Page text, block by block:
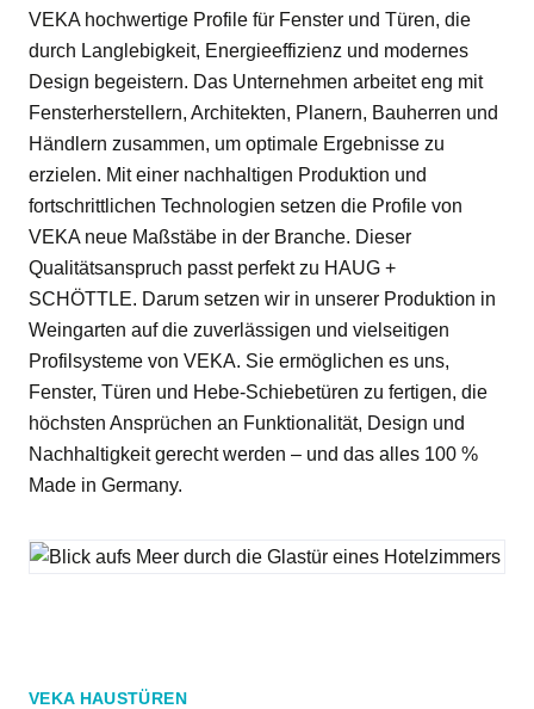
VEKA hochwertige Profile für Fenster und Türen, die
durch Langlebigkeit, Energieeffizienz und modernes
Design begeistern. Das Unternehmen arbeitet eng mit
Fensterherstellern, Architekten, Planern, Bauherren und
Händlern zusammen, um optimale Ergebnisse zu
erzielen. Mit einer nachhaltigen Produktion und
fortschrittlichen Technologien setzen die Profile von
VEKA neue Maßstäbe in der Branche. Dieser
Qualitätsanspruch passt perfekt zu HAUG +
SCHÖTTLE. Darum setzen wir in unserer Produktion in
Weingarten auf die zuverlässigen und vielseitigen
Profilsysteme von VEKA. Sie ermöglichen es uns,
Fenster, Türen und Hebe-Schiebetüren zu fertigen, die
höchsten Ansprüchen an Funktionalität, Design und
Nachhaltigkeit gerecht werden – und das alles 100 %
Made in Germany.
VEKA HAUSTÜREN